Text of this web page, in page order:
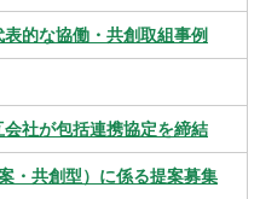
的な協働・共創取組事例
社が包括連携協定を締結
・共創型）に係る提案募集